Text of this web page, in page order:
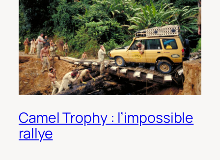
Camel Trophy : l’impossible
rallye